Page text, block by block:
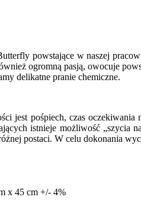
powstające w naszej
ogromną pasją, owocuje
delikatne pranie chemiczne.
jest pośpiech, czas
istnieje możliwość „szycia
postaci. W celu dokonania
x 45 cm +/- 4%